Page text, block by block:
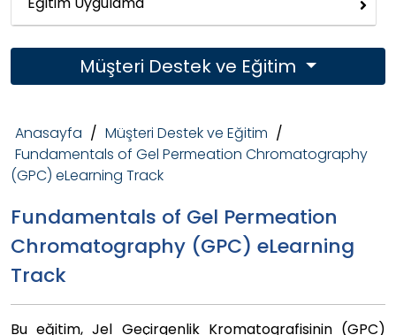
Müşteri Destek ve Eğitim
Anasayfa / Müşteri Destek ve Eğitim /
Fundamentals of Gel Permeation Chromatography
(GPC) eLearning Track
Fundamentals of Gel Permeation
Chromatography (GPC) eLearning
Track
Bu eğitim, Jel Geçirgenlik Kromatografisinin (GPC)